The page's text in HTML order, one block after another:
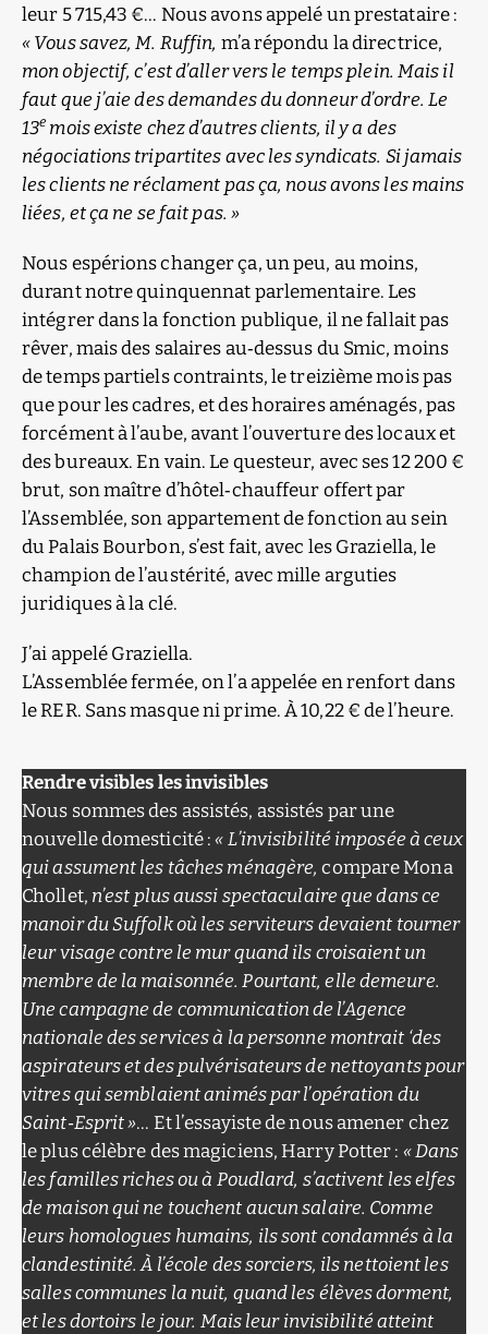
leur 5 715,43 €… Nous avons appelé un prestataire :
« Vous savez, M. Ruffin, m’a répondu la directrice,
mon objectif, c’est d’aller vers le temps plein. Mais il
faut que j’aie des demandes du donneur d’ordre. Le
13e mois existe chez d’autres clients, il y a des
négociations tripartites avec les syndicats. Si jamais
les clients ne réclament pas ça, nous avons les mains
liées, et ça ne se fait pas. »
Nous espérions changer ça, un peu, au moins,
durant notre quinquennat parlementaire. Les
intégrer dans la fonction publique, il ne fallait pas
rêver, mais des salaires au‑dessus du Smic, moins
de temps partiels contraints, le treizième mois pas
que pour les cadres, et des horaires aménagés, pas
forcément à l’aube, avant l’ouverture des locaux et
des bureaux. En vain. Le questeur, avec ses 12 200 €
brut, son maître d’hôtel‑chauffeur offert par
l’Assemblée, son appartement de fonction au sein
du Palais Bourbon, s’est fait, avec les Graziella, le
champion de l’austérité, avec mille arguties
juridiques à la clé.
J’ai appelé Graziella.
L’Assemblée fermée, on l’a appelée en renfort dans
le RER. Sans masque ni prime. À 10,22 € de l’heure.
Rendre visibles les invisibles
Nous sommes des assistés, assistés par une
nouvelle domesticité :« L’invisibilité imposée à ceux
qui assument les tâches ménagère,compare Mona
Chollet, n’est plus aussi spectaculaire que dans ce
manoir du Suffolk où les serviteurs devaient tourner
leur visage contre le mur quand ils croisaient un
membre de la maisonnée. Pourtant, elle demeure.
Une campagne de communication de l’Agence
nationale des services à la personne montrait ‘des
aspirateurs et des pulvérisateurs de nettoyants pour
vitres qui semblaient animés par l’opération du
Saint‑Esprit »… Et l’essayiste de nous amener chez
le plus célèbre des magiciens, Harry Potter : « Dans
les familles riches ou à Poudlard, s’activent les elfes
de maison qui ne touchent aucun salaire. Comme
leurs homologues humains, ils sont condamnés à la
clandestinité. À l’école des sorciers, ils nettoient les
salles communes la nuit, quand les élèves dorment,
et les dortoirs le jour. Mais leur invisibilité atteint